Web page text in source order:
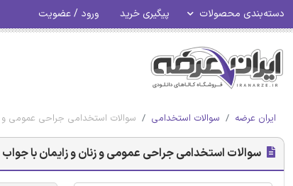
دسته‌بندی محصولات پیگیری خرید ورود / عضویت
ایران عرضه سوالات استخدامی سوالات استخدامی جراحی عمومی و
سوالات استخدامی جراحی عمومی و زنان و زایمان با جواب